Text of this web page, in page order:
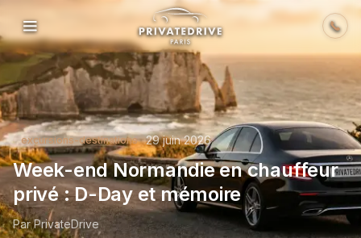
Skip to content
excursions-destinations 29 juin 2026
Week-end Normandie en chauffeur
privé : D-Day et mémoire
Par PrivateDrive